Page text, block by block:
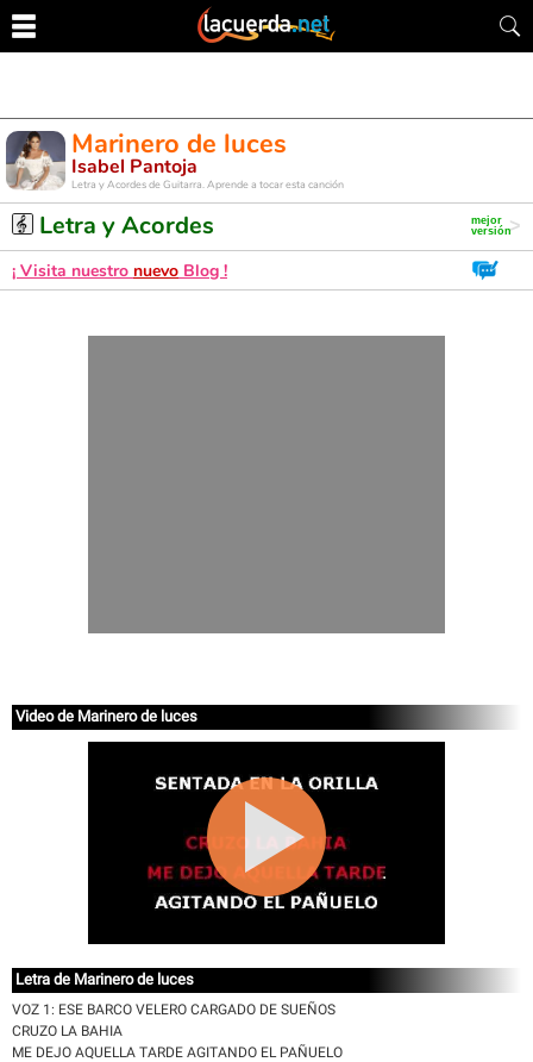
Marinero de luces
Isabel Pantoja
Letra y Acordes de Guitarra. Aprende a tocar esta canción
Letra y Acordes
¡ Visita nuestro nuevo Blog !
Video de Marinero de luces
Letra de Marinero de luces
VOZ 1: ESE BARCO VELERO CARGADO DE SUEÑOS
CRUZO LA BAHIA
ME DEJO AQUELLA TARDE AGITANDO EL PAÑUELO